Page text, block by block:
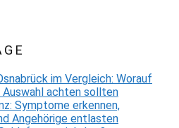
im Vergleich: Worauf
achten sollten
Symptome erkennen,
Angehörige entlasten